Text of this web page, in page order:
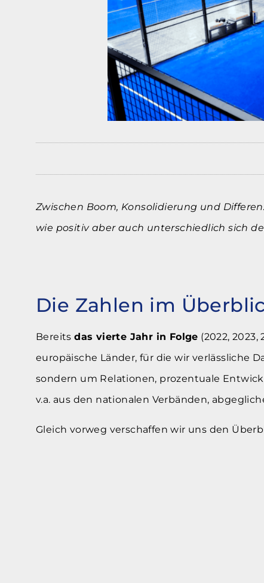
Zwischen Boom, Konsolidierung und
wie positiv aber auch unterschiedlich sich
Die Zahlen im
Bereitsdas vierte Jahr in Folge (2022,
europäische Länder, für die wir verlässliche
sondern um Relationen, prozentuale
v.a. aus den nationalen Verbänden,
Gleich vorweg verschaffen wir uns den